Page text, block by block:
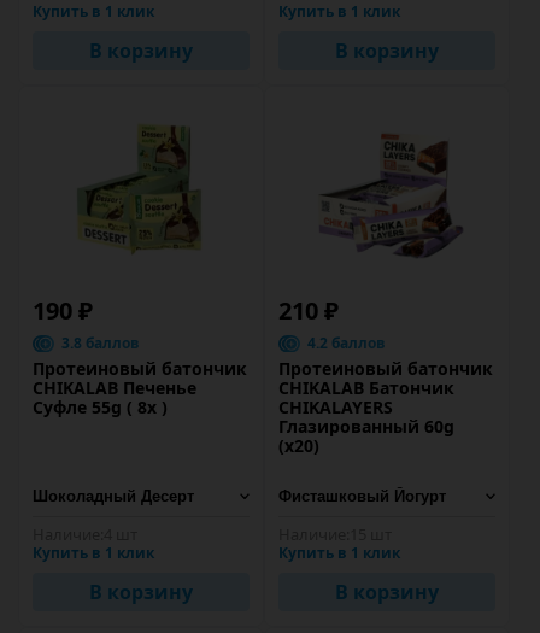
Купить в 1 клик
В корзину
Купить в 1 клик
В корзину
190 ₽
3.8 баллов
Протеиновый батончик
CHIKALAB Печенье
Cуфле 55g ( 8х )
Купить в 1 клик
В корзину
210 ₽
4.2 баллов
Протеиновый батончик
CHIKALAB Батончик
CHIKALAYERS
Глазированный 60g
(х20)
Купить в 1 клик
В корзину